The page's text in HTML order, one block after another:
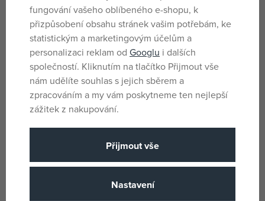
Parametry
Pohlaví Pro holky i kluky
Barva Modrá
Materiál
Polyester
fungování vašeho oblíbeného e-shopu, k
přizpůsobení obsahu stránek vašim potřebám, ke
statistickým a marketingovým účelům a
personalizaci reklam od Googlu i dalších
společností. Kliknutím na tlačítko Přijmout vše
nám udělíte souhlas s jejich sběrem a
zpracováním a my vám poskytneme ten nejlepší
zážitek z nakupování.
Přijmout vše
Nastavení